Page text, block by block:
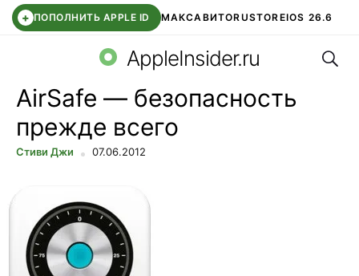
+ ПОПОЛНИТЬ APPLE ID МАКСАВИТОRUSTOREIOS 26.6
СБЕР КИДС ВТБ ОНЛАЙН ЧАТ В ROBLOX
AppleInsider.ru
AirSafe — безопасность
прежде всего
Стиви Джи 07.06.2012